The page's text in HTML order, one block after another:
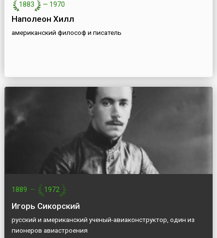
1883 — 1970
Наполеон Хилл
американский философ и писатель
1889 — 1972
Игорь Сикорский
русский и американский ученый-авиаконструктор, один из
пионеров авиастроения